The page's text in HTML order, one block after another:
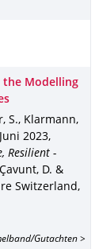
the Modelling
S., Klarmann,
2023,
Resilient -
Çavunt, D. &
Switzerland,
Gutachten >